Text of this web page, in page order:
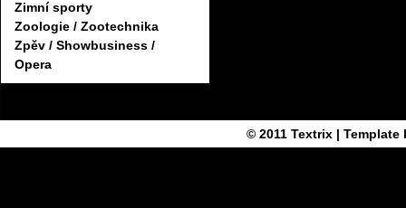
Zimní sporty
Zoologie / Zootechnika
Zpěv / Showbusiness /
Opera
© 2011 Textrix| Template